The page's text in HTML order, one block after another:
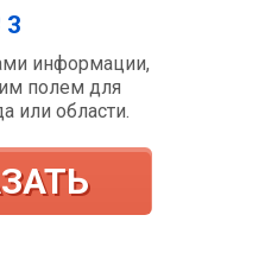
информации,
полем для
или области.